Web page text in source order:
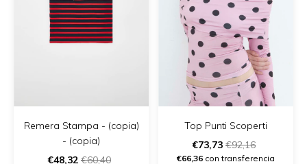
Remera Stampa - (copia)
- (copia)
€48,32 €60,40
Top Punti Scoperti
€73,73 €92,16
€66,36 con transferencia